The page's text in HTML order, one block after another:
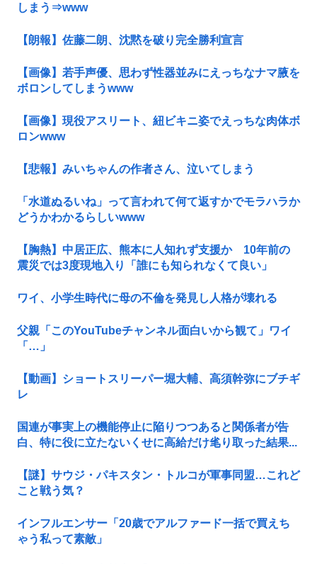
しまう⇒www
【朗報】佐藤二朗、沈黙を破り完全勝利宣言
【画像】若手声優、思わず性器並みにえっちなナマ腋を
ボロンしてしまうwww
【画像】現役アスリート、紐ビキニ姿でえっちな肉体ボ
ロンwww
【悲報】みいちゃんの作者さん、泣いてしまう
「水道ぬるいね」って言われて何て返すかでモラハラか
どうかわかるらしいwww
【胸熱】中居正広、熊本に人知れず支援か 10年前の
震災では3度現地入り「誰にも知られなくて良い」
ワイ、小学生時代に母の不倫を発見し人格が壊れる
父親「このYouTubeチャンネル面白いから観て」ワイ
「…」
【動画】ショートスリーパー堀大輔、高須幹弥にブチギ
レ
国連が事実上の機能停止に陥りつつあると関係者が告
白、特に役に立たないくせに高給だけ毟り取った結果...
【謎】サウジ・パキスタン・トルコが軍事同盟…これど
こと戦う気？
インフルエンサー「20歳でアルファード一括で買えち
ゃう私って素敵」